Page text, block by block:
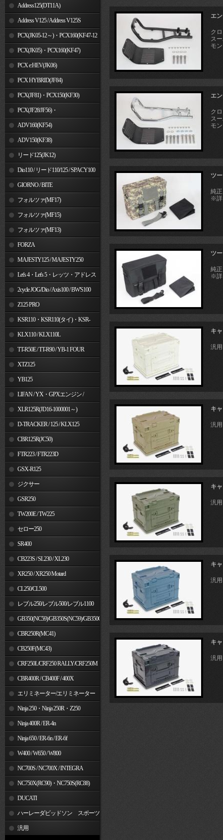
Address125(DT11A)
Address V125 / Address V125S
PCX(JK05-12～)・PCX160(KF47-12
～) PCX(JK05)・PCX160(KF47)
PCX e:HEV(JK06)
PCX HYBRID(JF84)
PCX(JF81)・PCX150(KF30)
PCX(JF28/JF56)・
PCX150(KF12/KF18)
ADV160(KF54)
ADV150(KF38)
リード125(JK12)
Dio110 / リード110/125 / SPACY100
GIORNO / BITE
フォルツァ(MF17)
フォルツァ(MF15)
フォルツァ(MF13)
FORZA
MAJESTY125 / MAJESTY250
Let's 4・Let's 5・レッツ・アドレス
V50 2cycle JOG/Dio / Axis100 / BW'S100
Z125 PRO
KSR110・KSR110(タイ)・KSR-
I/II・KSR PRO
KLX110 / KLX110L
TT-R50E / TT-R90 / YB-1 FOUR
XTZ125
YB125
LIFAN / YX・GPXエンジン /
JinchengXLR125R(JD16-1000001～)
D-TRACKER / 125 / KLX125
CBR125R(JC50)
FTR223 / FTR223D
GSX-R125
ジクサー
GSR250
TW200E / TW225
セロー250
SR400
CB223S / SL230 / XL230
XR250 / XR250 Motard
CL250/CL500
レブル250/レブル500/レブル1100
GB350(NC59)/GB350S(NC59)/GB350C(NC64)
CBR250R(MC41)
CB250F(MC43)
CRF250L/CRF250 RALLY/CRF250M
CBR400R / CB400F / 400X
エリミネーター/エリミネーター
SE Ninja 250・Ninja 250R・Z250
Ninja 400R / ER-4n
Ninja 650 / ER-6n / ER-6f
W400 / W650 / W800
NC700S / NC700X / INTEGRA
NC750X(RC90)・NC750S(RC88)
DUCATI
ハーレーダビッドソン スポーツ
スター汎用
エ
ク
ス
モ
エ
ク
ス
モ
ツ
純
※詳
ツ
純
※詳
キ
汎用
キ
汎用
キ
汎用
キ
汎用
キ
汎用